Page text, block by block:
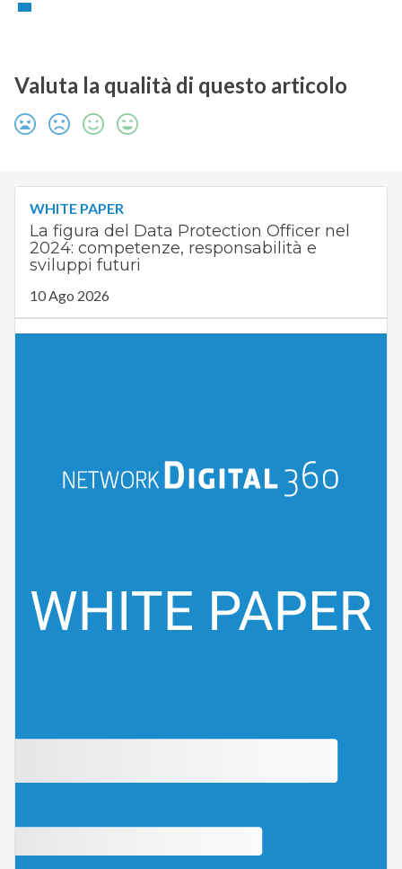
Valuta la qualità di questo articolo
WHITE PAPER
La figura del Data Protection Officer nel
2024: competenze, responsabilità e
sviluppi futuri
10 Ago 2026